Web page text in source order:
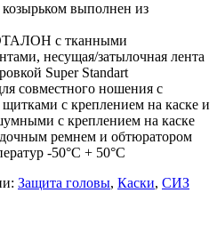
выполнен из
с тканными
несущая/затылочная лента
Super Standart
совместного ношения с
с креплением на каске и
с креплением на каске
ремнем и обтюратором
-50°C + 50°C
Защита головы, Каски, СИЗ